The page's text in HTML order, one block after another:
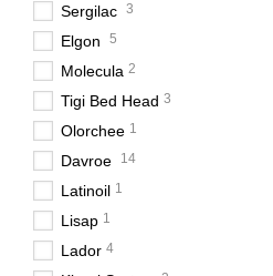
Sergilac 3
Elgon 5
Molecula 2
Tigi Bed Head 3
Olorchee 1
Davroe 14
Latinoil 1
Lisap 1
Lador 4